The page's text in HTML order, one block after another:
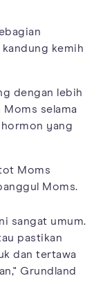
kemih
dengan lebih
selama
yang
Moms
Moms.
sangat umum.
pastikan
dan tertawa
Grundland